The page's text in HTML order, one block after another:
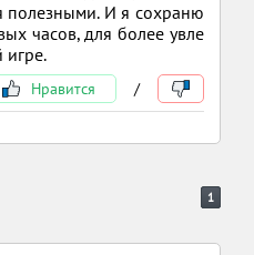
полезными. И я сохраню
часов, для более увле
игре.
Нравится /
1